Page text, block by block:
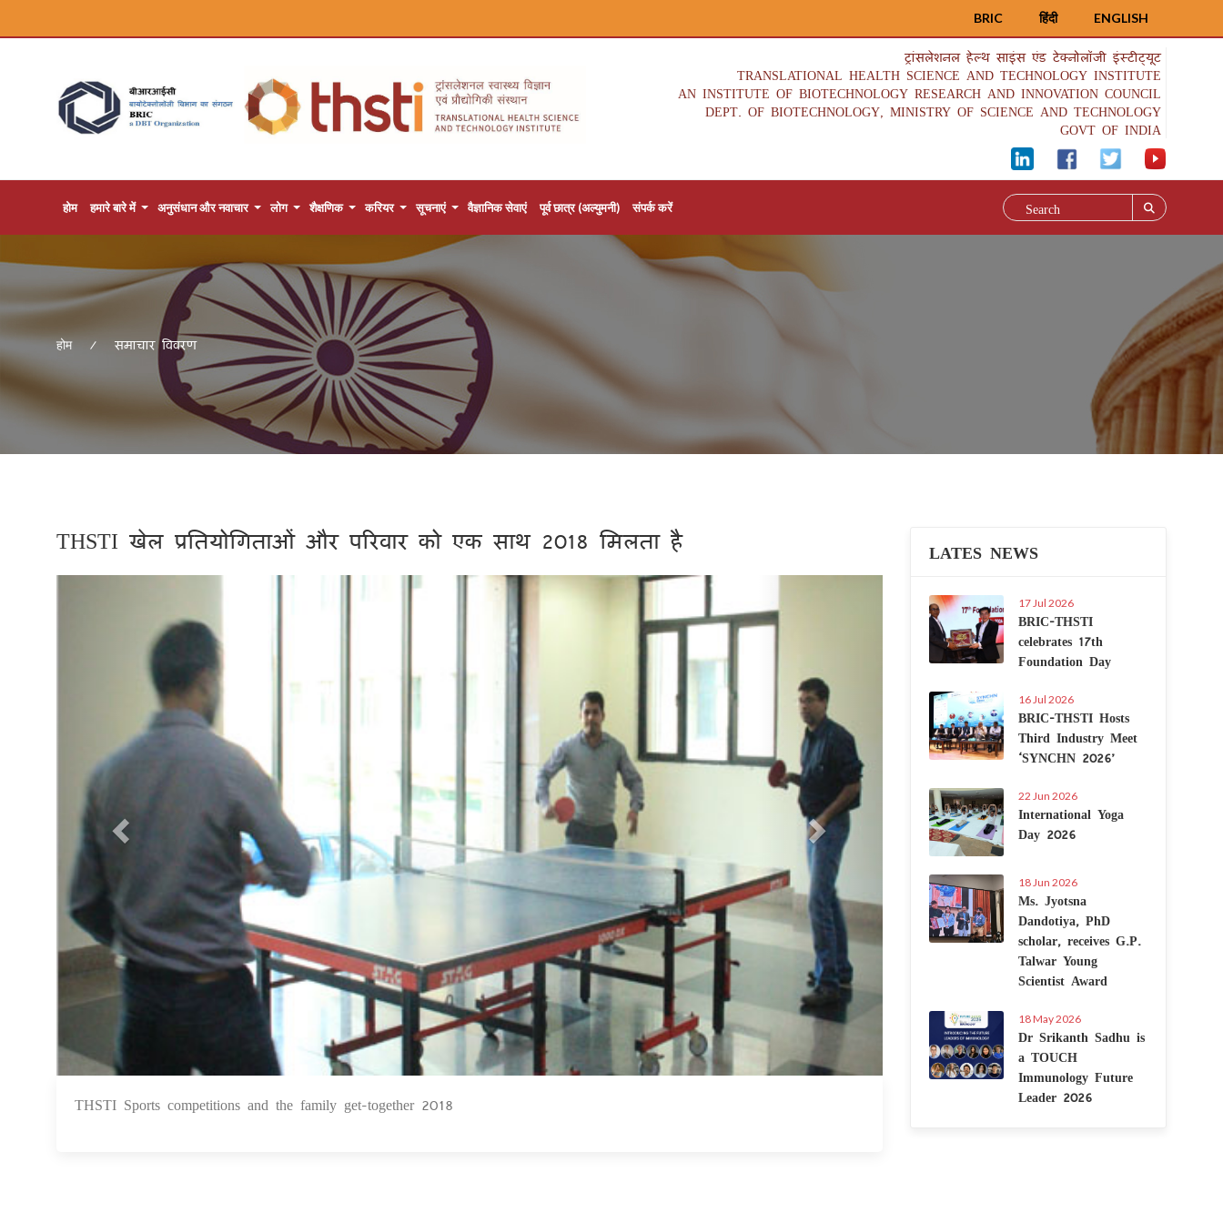
ENGLISH
हिंदी
BRIC
ट्रांसलेशनल हेल्थ साइंस एंड टेक्नोलॉजी इंस्टीट्यूट
TRANSLATIONAL HEALTH SCIENCE AND TECHNOLOGY INSTITUTE
AN INSTITUTE OF BIOTECHNOLOGY RESEARCH AND INNOVATION COUNCIL
DEPT. OF BIOTECHNOLOGY, MINISTRY OF SCIENCE AND TECHNOLOGY
GOVT OF INDIA
होम हमारे बारे में अनुसंधान और नवाचार लोग शैक्षणिक करियर सूचनाएं वैज्ञानिक सेवाएं पूर्व छात्र (अल्युमनी) संपर्क करें
होम समाचार विवरण
THSTI खेल प्रतियोगिताओं और परिवार को एक साथ 2018 मिलता है
THSTI Sports competitions and the family get-together 2018
LATES NEWS
17 Jul 2026
BRIC-THSTI
celebrates 17th
Foundation Day
16 Jul 2026
BRIC-THSTI Hosts
Third Industry Meet
‘SYNCHN 2026’
22 Jun 2026
International Yoga
Day 2026
18 Jun 2026
Ms. Jyotsna
Dandotiya, PhD
scholar, receives G.P.
Talwar Young
Scientist Award
18 May 2026
Dr Srikanth Sadhu is
a TOUCH
Immunology Future
Leader 2026